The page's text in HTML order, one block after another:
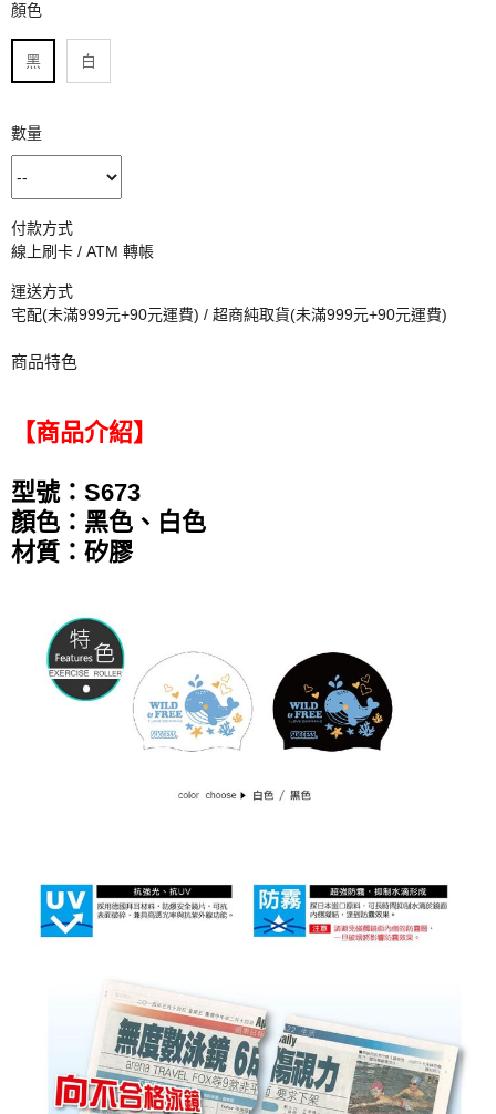
顏色
黑 白
數量
付款方式
線上刷卡 / ATM 轉帳
運送方式
宅配(未滿999元+90元運費) / 超商純取貨(未滿999元+90元運費)
商品特色
【商品介紹】
型號：S673
顏色：黑色、白色
材質：矽膠